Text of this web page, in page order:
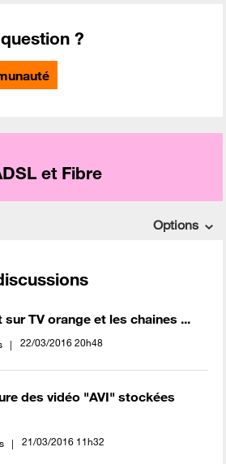
?
et Fibre
Options
sur TV orange et les chaines ...
‎22/03/2016 20h48
des vidéo "AVI" stockées
‎21/03/2016 11h32